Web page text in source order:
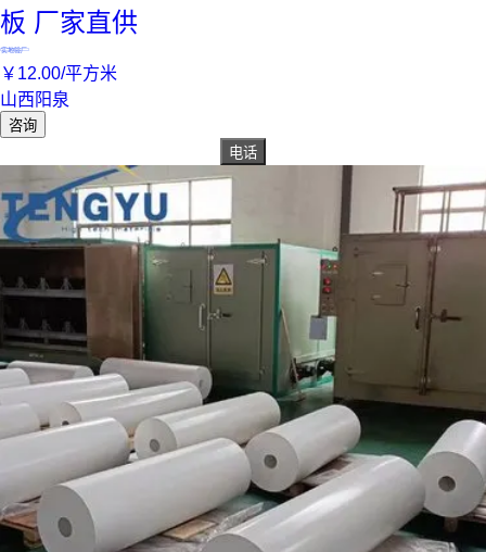
板 厂家直供
实地验厂
￥ 12.00/平方米
山西阳泉
咨询
电话